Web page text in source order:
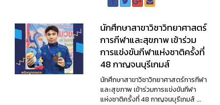
นักศึกษาสาขาวิชาวิทยาศาสตร์
การกีฬาและสุขภาพ เข้าร่วม
การแข่งขันกีฬาแห่งชาติครั้งที่
48 กาญจนบุรีเกมส์
นักศึกษาสาขาวิชาวิทยาศาสตร์การกีฬา
และสุขภาพ เข้าร่วมการแข่งขันกีฬา
แห่งชาติครั้งที่ 48 กาญจนบุรีเกมส์ ...